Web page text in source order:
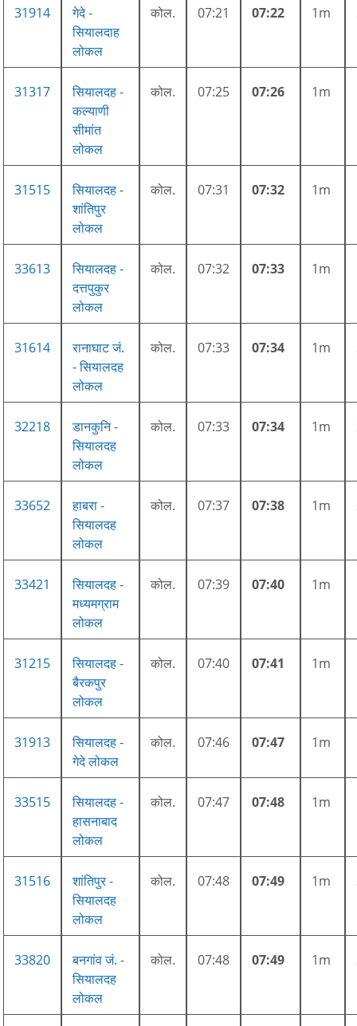
31914
गेदे -
सियालदाह
लोकल
कोल. 07:21 07:22 1m
31317
सियालदह -
कल्याणी
सीमांत
लोकल
कोल. 07:25 07:26 1m
31515
सियालदह -
शांतिपुर
लोकल
कोल. 07:31 07:32 1m
33613
सियालदह -
दत्तपुकुर
लोकल
कोल. 07:32 07:33 1m
31614
रानाघाट जं.
- सियालदह
लोकल
कोल. 07:33 07:34 1m
32218
डानकुनि -
सियालदह
लोकल
कोल. 07:33 07:34 1m
33652
हाबरा -
सियालदह
लोकल
कोल. 07:37 07:38 1m
33421
सियालदह -
मध्यमग्राम
लोकल
कोल. 07:39 07:40 1m
31215
सियालदह -
बैरकपुर
लोकल
कोल. 07:40 07:41 1m
31913
सियालदह -
गेदे लोकल
कोल. 07:46 07:47 1m
33515
सियालदह -
हासनाबाद
लोकल
कोल. 07:47 07:48 1m
31516
शांतिपुर -
सियालदह
लोकल
कोल. 07:48 07:49 1m
33820
बनगांव जं. -
सियालदह
लोकल
कोल. 07:48 07:49 1m